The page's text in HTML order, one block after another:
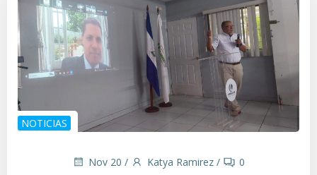
NOTICIAS
Nov 20 / Katya Ramirez / 0